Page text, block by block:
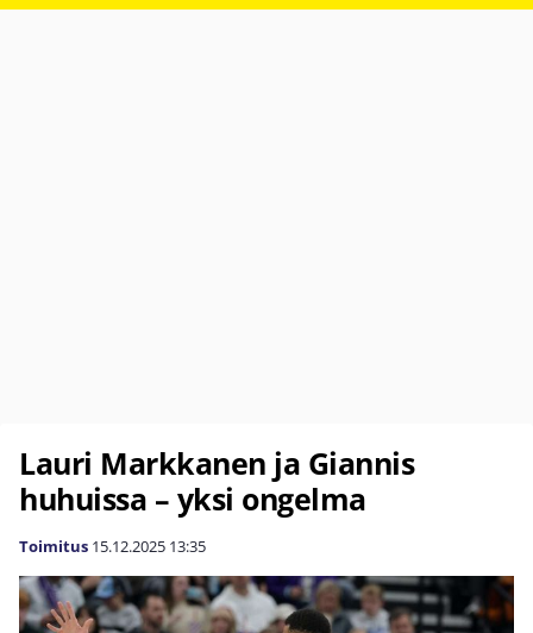
Lauri Markkanen ja Giannis
huhuissa – yksi ongelma
Toimitus 15.12.2025 13:35